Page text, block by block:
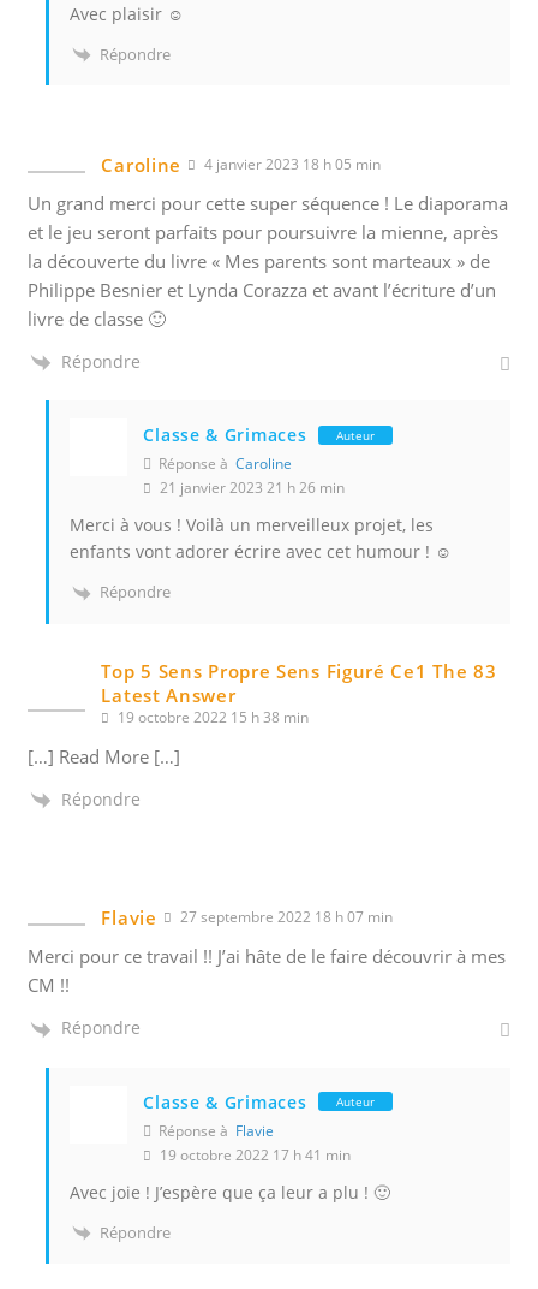
Avec plaisir ☺️
Répondre
Caroline 4 janvier 2023 18 h 05 min
Un grand merci pour cette super séquence ! Le diaporama
et le jeu seront parfaits pour poursuivre la mienne, après
la découverte du livre « Mes parents sont marteaux » de
Philippe Besnier et Lynda Corazza et avant l’écriture d’un
livre de classe 🙂
Répondre
Classe & Grimaces Auteur
Réponse àCaroline
21 janvier 2023 21 h 26 min
Merci à vous ! Voilà un merveilleux projet, les
enfants vont adorer écrire avec cet humour ! ☺️
Répondre
Top 5 Sens Propre Sens Figuré Ce1 The 83
Latest Answer
19 octobre 2022 15 h 38 min
[…] Read More […]
Répondre
Flavie 27 septembre 2022 18 h 07 min
Merci pour ce travail !! J’ai hâte de le faire découvrir à mes
CM !!
Répondre
Classe & Grimaces Auteur
Réponse à Flavie
19 octobre 2022 17 h 41 min
Avec joie ! J’espère que ça leur a plu ! 🙂
Répondre